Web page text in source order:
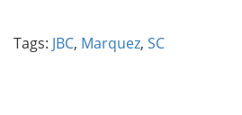
Tags: JBC, Marquez, SC